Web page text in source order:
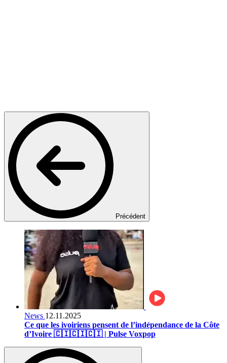
Précédent
News 12.11.2025
Ce que les ivoiriens pensent de l’indépendance de la Côte
d’Ivoire 🇨🇮🇨🇮🇨🇮 | Pulse Voxpop